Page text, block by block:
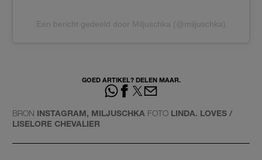
Een bericht gedeeld door Miljuschka (@miljuschka)
GOED ARTIKEL? DELEN MAAR.
BRON INSTAGRAM, MILJUSCHKA FOTO LINDA. LOVES /
LISELORE CHEVALIER